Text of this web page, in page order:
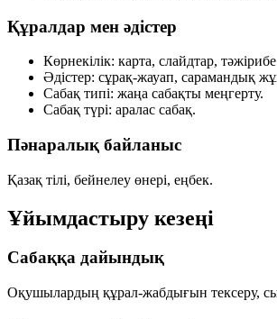
Құралдар мен әдістер
Көрнекілік: карта, слайдтар,
Әдістер: сұрақ-жауап, сарамандық
Сабақ типі: жаңа сабақты меңгерту.
Сабақ түрі: аралас сабақ.
Пәнаралық байланыс
Қазақ тілі, бейнелеу өнері, еңбек.
Ұйымдастыру кезеңі
Сабаққа дайындық
Оқушылардың құрал-жабдығын тексеру,